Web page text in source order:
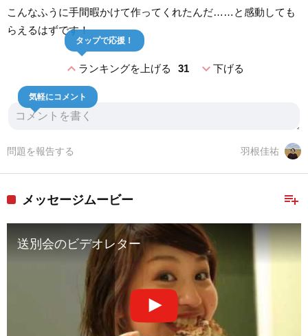
こんなふうに手間暇かけて作ってくれたんだ……と感動しても
らえるはずです！
expand_lessランキングを上げる 31
タップで応援！
expand_more下げる
気軽にコメント
羽根佳祐
問題を報告する
playlist_add
メッセージムービー
送別会のビデオレター